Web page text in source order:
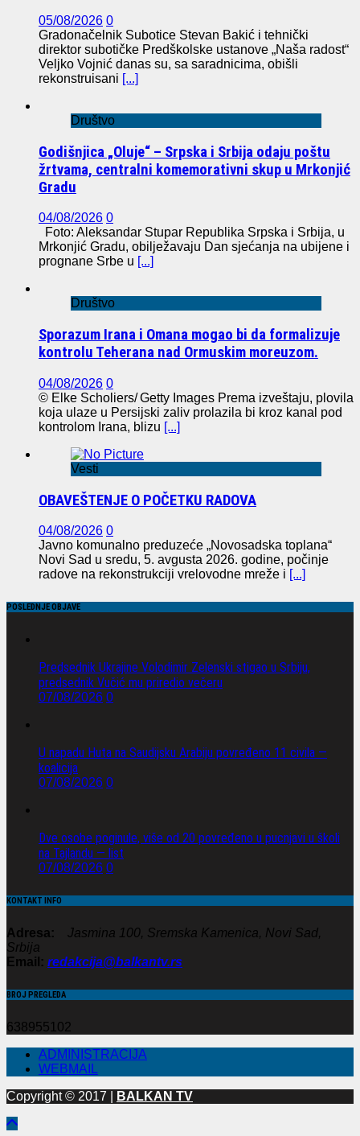
05/08/2026 0
Gradonačelnik Subotice Stevan Bakić i tehnički
direktor subotičke Predškolske ustanove „Naša radost“
Veljko Vojnić danas su, sa saradnicima, obišli
rekonstruisani [...]
Društvo
Godišnjica „Oluje“ – Srpska i Srbija odaju poštu
žrtvama, centralni komemorativni skup u Mrkonjić
Gradu
04/08/2026 0
Foto: Aleksandar Stupar Republika Srpska i Srbija, u
Mrkonjić Gradu, obilježavaju Dan sjećanja na ubijene i
prognane Srbe u [...]
Društvo
Sporazum Irana i Omana mogao bi da formalizuje
kontrolu Teherana nad Ormuskim moreuzom.
04/08/2026 0
© Elke Scholiers/ Getty Images Prema izveštaju, plovila
koja ulaze u Persijski zaliv prolazila bi kroz kanal pod
kontrolom Irana, blizu [...]
Vesti
OBAVEŠTENJE O POČETKU RADOVA
04/08/2026 0
Javno komunalno preduzeće „Novosadska toplana“
Novi Sad u sredu, 5. avgusta 2026. godine, počinje
radove na rekonstrukciji vrelovodne mreže i [...]
POSLEDNJE OBJAVE
Predsednik Ukrajine Volodimir Zelenski stigao u Srbiju,
predsednik Vučić mu priredio večeru
07/08/2026 0
U napadu Huta na Saudijsku Arabiju povređeno 11 civila —
koalicija
07/08/2026 0
Dve osobe poginule, više od 20 povređeno u pucnjavi u školi
na Tajlandu — list
07/08/2026 0
KONTAKT INFO
Adresa:
Jasmina 100, Sremska Kamenica, Novi Sad,
Srbija
Email: redakcija@balkantv.rs
BROJ PREGLEDA
638955102
ADMINISTRACIJA
WEBMAIL
Copyright © 2017 |
BALKAN TV